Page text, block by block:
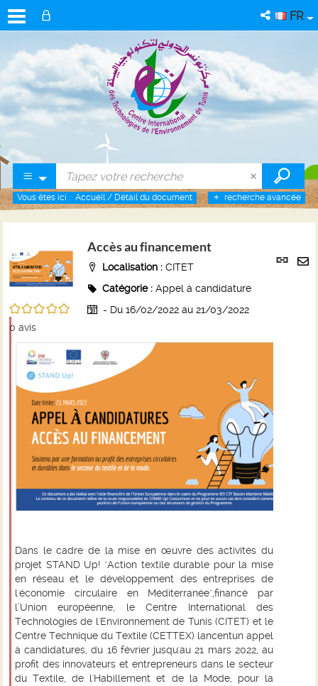
FR
recherche avancée
Vous êtes ici : Accueil / Détail du document
Lien
/5
0 avis
Accès au financement
Localisation : CITET
Catégorie : Appel à candidature
- Du 16/02/2022 au 21/03/2022
Dans le cadre de la mise en œuvre des activités du
projet STAND Up! "Action textile durable pour la mise
en réseau et le développement des entreprises de
l'économie circulaire en Méditerranée",financé par
l’Union européenne, le Centre International des
Technologies de l'Environnement de Tunis (CITET) et le
Centre Technique du Textile (CETTEX) lancentun appel
à candidatures, du 16 février jusqu'au 21 mars 2022, au
profit des innovateurs et entrepreneurs dans le secteur
du Textile, de l'Habillement et de la Mode, pour la